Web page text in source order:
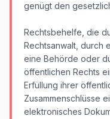
genügt den
Rechtsbehelfe, die
Rechtsanwalt, durch
eine Behörde oder
öffentlichen Rechts
Erfüllung ihrer
Zusammenschlüsse
elektronisches